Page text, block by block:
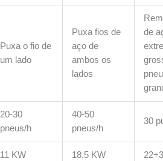
Puxa o fio de
um lado
Puxa fios de
aço de
ambos os
lados
de
20-30
pneus/h
40-50
pneus/h
30
11 KW 18,5 KW